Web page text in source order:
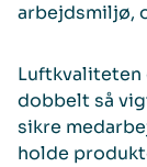
arbejdsmiljø,
Luftkvaliteten
dobbelt så
sikre
holde